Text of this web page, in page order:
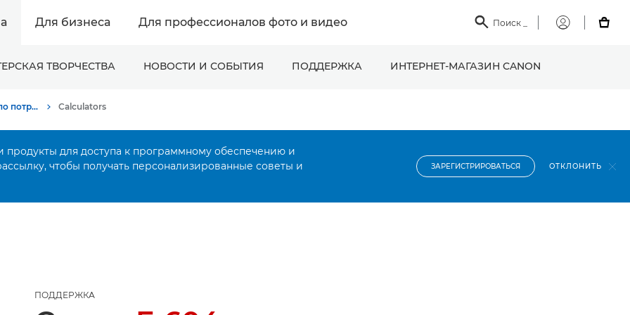
Для бизнеса Для профессионалов фото и видео  Поиск
Мой

ТВОРЧЕСТВА НОВОСТИ И СОБЫТИЯ ПОДДЕРЖКА ИНТЕРНЕТ-МАГАЗИН CANON
Онлайн-поддержка по потребительской продукции Calculators
продукты для доступа к программному обеспечению и
чтобы получать персонализированные советы и
ЗАРЕГИСТРИРОВАТЬСЯ ОТКЛОНИТЬ
ПОДДЕРЖКА